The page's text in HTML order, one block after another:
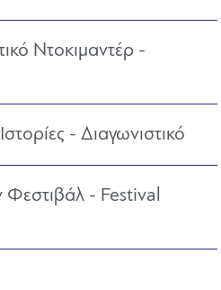
Ντοκιμαντέρ -
- Διαγωνιστικό
- Festival